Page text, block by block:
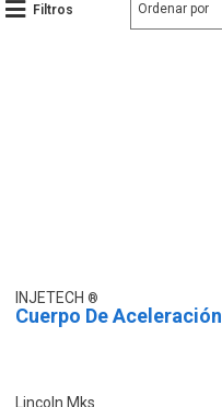
Filtros
INJETECH
Cuerpo De Aceleración
Lincoln Mks